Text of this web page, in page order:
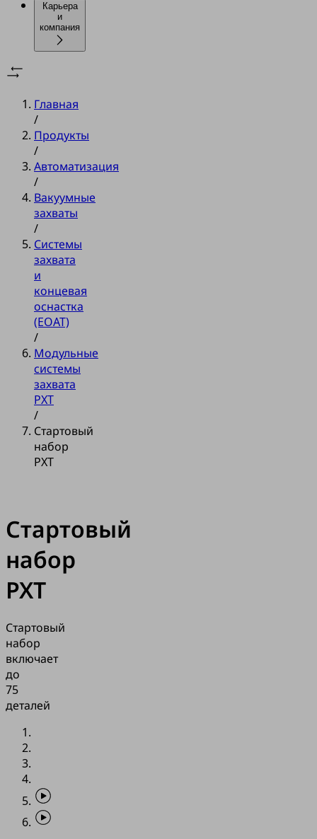
Карьера
и
компания
Главная
/
Продукты
/
Автоматизация
/
Вакуумные
захваты
/
Системы
захвата
и
концевая
оснастка
(EOAT)
/
Модульные
системы
захвата
PXT
/
Стартовый
набор
PXT
Стартовый
набор
PXT
Стартовый
набор
включает
до
75
деталей